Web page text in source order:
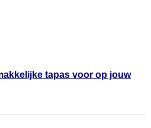
tapas voor op jouw